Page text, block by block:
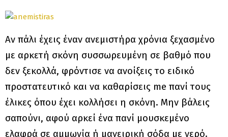
Αν πάλι έχεις έναν ανεμιστήρα χρόνια ξεχασμένο
με αρκετή σκόνη συσσωρευμένη σε βαθμό που
δεν ξεκολλά, φρόντισε να ανοίξεις το ειδικό
προστατευτικό και να καθαρίσεις me πανί τους
έλικες όπου έχει κολλήσει η σκόνη. Μην βάλεις
σαπούνι, αφού αρκεί ένα πανί μουσκεμένο
ελαφρά σε αμμωνία ή μαγειρική σόδα με νερό.